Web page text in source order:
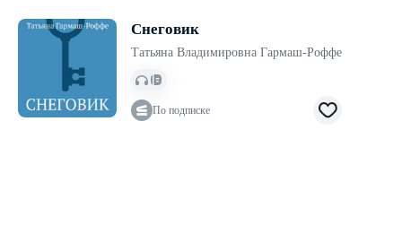
Снеговик
Татьяна Владимировна Гармаш-Роффе
По подписке